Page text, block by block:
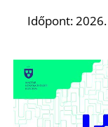
Időpont: